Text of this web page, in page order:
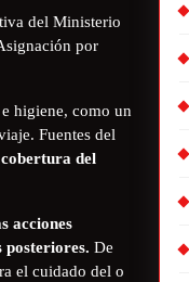
del Ministerio
por
higiene, como un
Fuentes del
del
acciones
posteriores. De
el cuidado del o